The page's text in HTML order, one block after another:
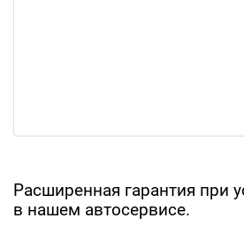
Расширенная гарантия при
в нашем автосервисе.